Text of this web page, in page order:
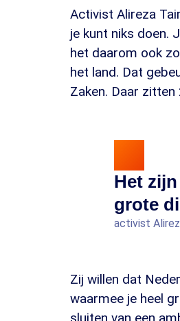
Activist Alireza
je kunt niks doen.
het daarom ook
het land. Dat
Zaken. Daar
Het
grote
activist
Zij willen dat
waarmee je heel